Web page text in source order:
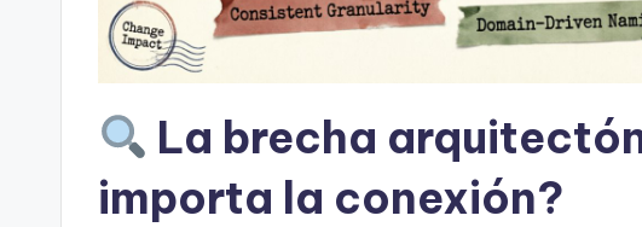
w
La brecha
importa la conexión?